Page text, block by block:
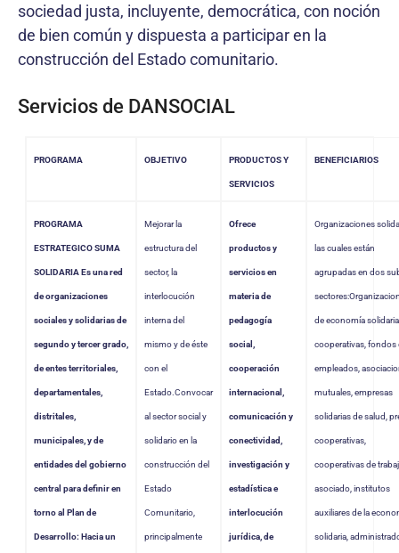
sociedad justa, incluyente, democrática, con noción
de bien común y dispuesta a participar en la
construcción del Estado comunitario.
Servicios de DANSOCIAL
PROGRAMA OBJETIVO PRODUCTOS Y
SERVICIOS
BENEFICIARIOS
PROGRAMA
ESTRATEGICO SUMA
SOLIDARIAEs una red
de organizaciones
sociales y solidarias de
segundo y tercer grado,
de entes territoriales,
departamentales,
distritales,
municipales, y de
entidades del gobierno
central para definir en
torno al Plan de
Desarrollo: Hacia un
Mejorar la
estructura del
sector, la
interlocución
interna del
mismo y de éste
con el
Estado.Convocar
al sector social y
solidario en la
construcción del
Estado
Comunitario,
principalmente
Ofrece
productos y
servicios en
materia de
pedagogía
social,
cooperación
internacional,
comunicación y
conectividad,
investigación y
estadística e
interlocución
jurídica, de
Organizaciones
las cuales están
agrupadas en dos
de economía solidaria
cooperativas, fondos
empleados,
mutuales, empresas
solidarias de salud,
cooperativas,
cooperativas de
asociado, institutos
auxiliares de la
solidaria,